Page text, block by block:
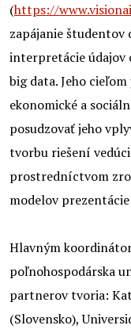
(https://
zapájanie študentov
interpretácie údajov
big data. Jeho
ekonomické a
posudzovať jeho
tvorbu riešení
prostredníctvom
modelov prezentácie
Hlavným
poľnohospodárska
partnerov tvoria:
(Slovensko),